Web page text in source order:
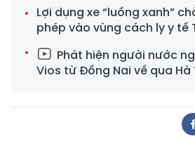
Lợi dụng xe “luồng xanh”
phép vào vùng cách ly y tế
Phát hiện người nước
Vios từ Đồng Nai về qua Hà